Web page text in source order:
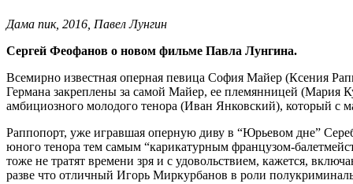
Дама пик, 2016, Павел Лунгин
Сергей Феофанов о новом фильме Павла Лунгина.
Всемирно известная оперная певица София Майер (Ксения
Германа закреплены за самой Майер, ее племянницей (Мария
амбициозного молодого тенора (Иван Янковский), который с
Раппопорт, уже игравшая оперную диву в “Юрьевом дне”
юного тенора тем самым “карикатурным французом-
тоже не тратят времени зря и с удовольствием, кажется,
разве что отличный Игорь Миркурбанов в роли